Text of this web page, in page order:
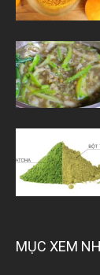
MỤC XEM